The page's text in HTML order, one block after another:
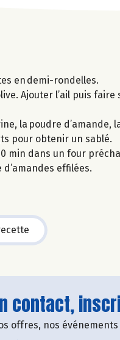
en demi-rondelles.
Ajouter l’ail puis
la poudre d’amande,
pour obtenir un sablé.
min dans un four
effilées.
contact,
offres, nos